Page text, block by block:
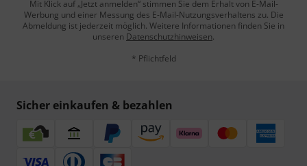
Mit Klick auf „Jetzt anmelden“ stimmen Sie dem Erhalt von E-Mail-
Werbung und einer Messung des E-Mail-Nutzungsverhaltens zu. Die
Abmeldung ist jederzeit möglich. Weitere Informationen finden Sie in
unseren Datenschutzhinweisen.
* Pflichtfeld
Sicher einkaufen & bezahlen